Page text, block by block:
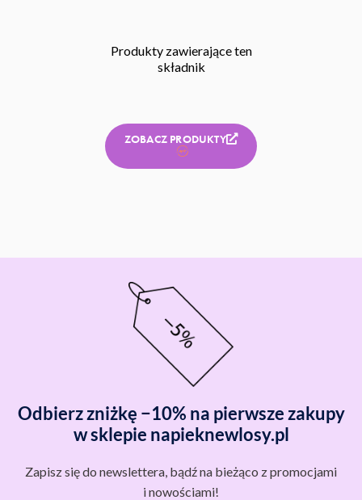
Produkty zawierające ten
składnik
ZOBACZ PRODUKTY
Odbierz zniżkę −10% na pierwsze zakupy
w sklepie napieknewlosy.pl
Zapisz się do newslettera, bądź na bieżąco z promocjami
i nowościami!